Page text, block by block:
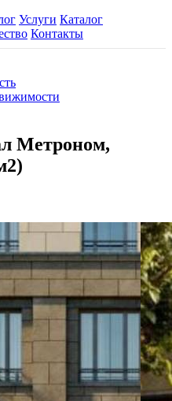
Услуги Каталог
Контакты
Метроном,